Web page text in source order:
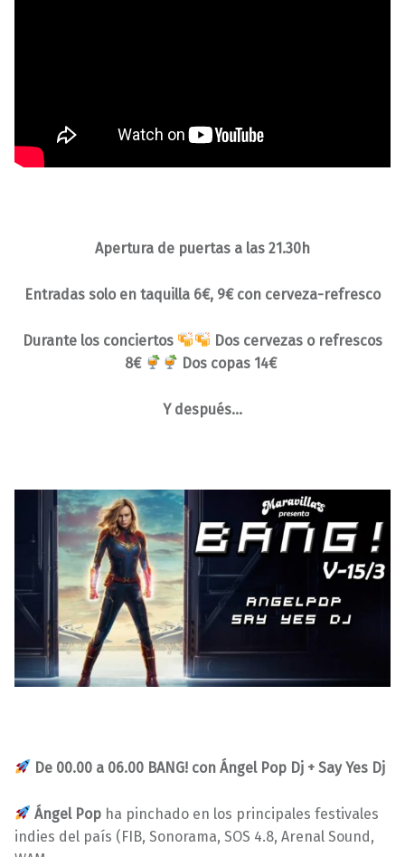
Apertura de puertas a las 21.30h
Entradas solo en taquilla 6€, 9€ con cerveza-refresco
Durante los conciertos
Dos cervezas o refrescos
8€
Dos copas 14€
Y después…
De 00.00 a 06.00 BANG! con Ángel Pop Dj + Say Yes Dj
Ángel Pop ha pinchado en los principales festivales
indies del país (FIB, Sonorama, SOS 4.8, Arenal Sound,